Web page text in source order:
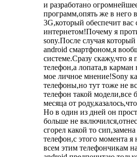
и разработано
программ,опять же в него
3G,который обеспечит вас
интернетом!Почему я
sony.После случая
android смартфоном,я
системе.Сразу скажу,что я
телефон,а лопата,в карман
мое личное мнение!Sony
телефоны,но тут тоже не
телефон такой
месяца от
Но в один из дней он
больше не
сгорел какой то
телефон,с этого момента я
всем этим телефончикам